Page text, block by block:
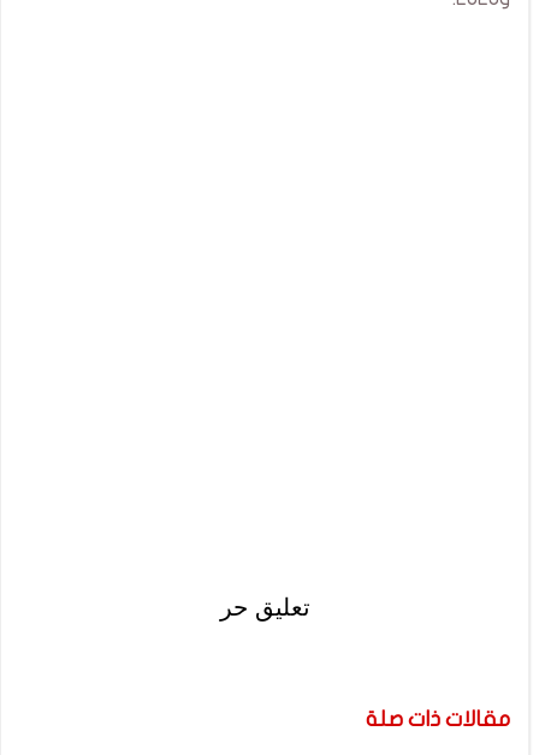
تعليق حر
مقالات ذات صلة